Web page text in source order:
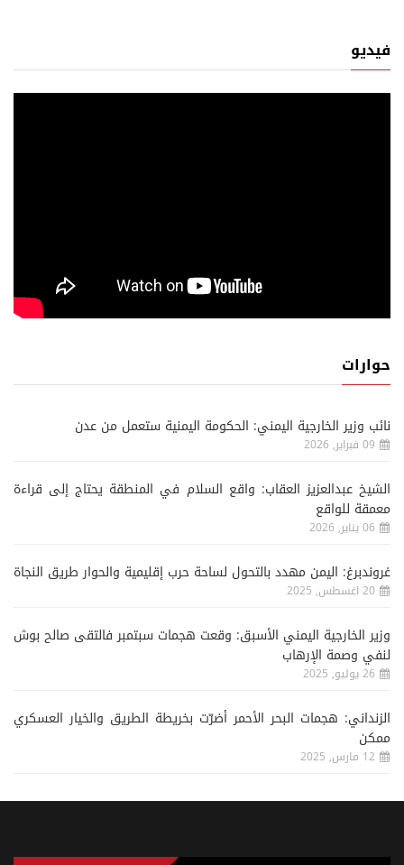
فيديو
حوارات
نائب وزير الخارجية اليمني: الحكومة اليمنية ستعمل من عدن
09 فبراير, 2026
الشيخ عبدالعزيز العقاب: واقع السلام في المنطقة يحتاج إلى قراءة
معمقة للواقع
06 يناير, 2026
غروندبرغ: اليمن مهدد بالتحول لساحة حرب إقليمية والحوار طريق النجاة
20 اغسطس, 2025
وزير الخارجية اليمني الأسبق: وقعت هجمات سبتمبر فالتقى صالح بوش
لنفي وصمة الإرهاب
26 يوليو, 2025
الزنداني: هجمات البحر الأحمر أضرّت بخريطة الطريق والخيار العسكري
ممكن
12 مارس, 2025